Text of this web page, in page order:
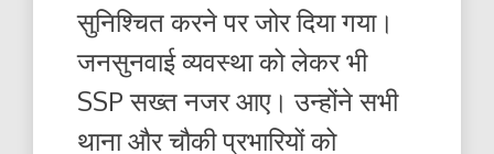
सुनिश्चित करने पर जोर दिया गया।
जनसुनवाई व्यवस्था को लेकर भी
SSP सख्त नजर आए। उन्होंने सभी
थाना और चौकी प्रभारियों को